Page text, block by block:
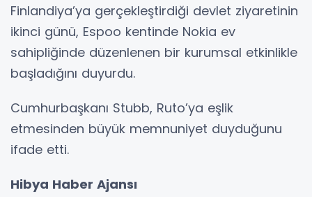
Finlandiya’ya gerçekleştirdiği devlet ziyaretinin
ikinci günü, Espoo kentinde Nokia ev
sahipliğinde düzenlenen bir kurumsal etkinlikle
başladığını duyurdu.
Cumhurbaşkanı Stubb, Ruto’ya eşlik
etmesinden büyük memnuniyet duyduğunu
ifade etti.
Hibya Haber Ajansı